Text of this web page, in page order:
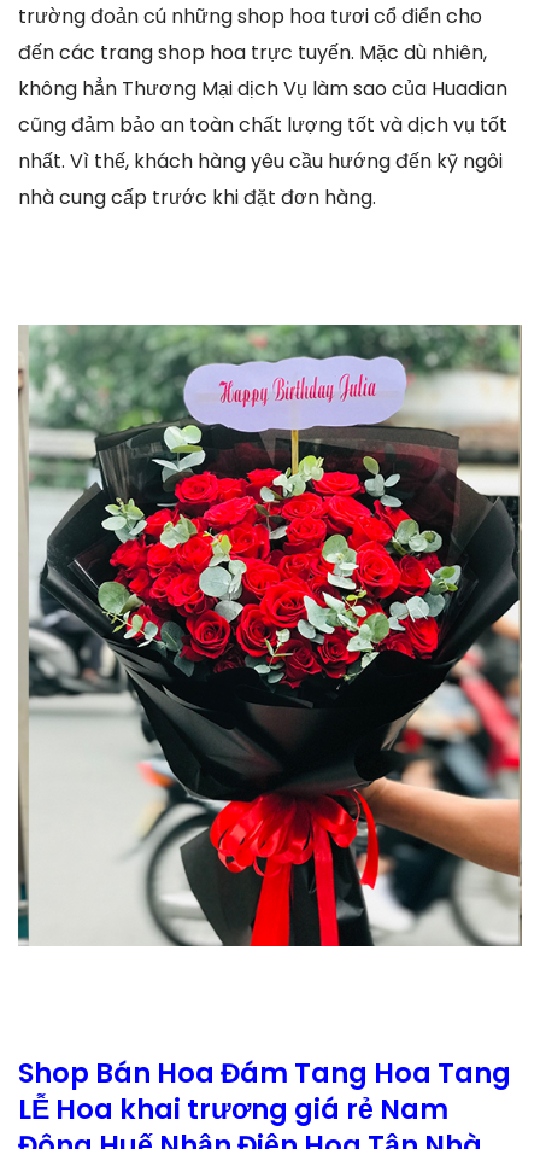
trường đoản cú những shop hoa tươi cổ điển cho
đến các trang shop hoa trực tuyến. Mặc dù nhiên,
không hẳn Thương Mại dịch Vụ làm sao của Huadian
cũng đảm bảo an toàn chất lượng tốt và dịch vụ tốt
nhất. Vì thế, khách hàng yêu cầu hướng đến kỹ ngôi
nhà cung cấp trước khi đặt đơn hàng.
Shop Bán Hoa Đám Tang Hoa Tang
LỄ Hoa khai trương giá rẻ Nam